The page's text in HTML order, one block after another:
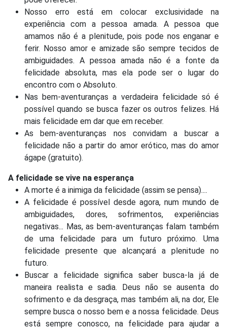
Nosso erro está em colocar exclusividade na
experiência com a pessoa amada. A pessoa que
amamos não é a plenitude, pois pode nos enganar e
ferir. Nosso amor e amizade são sempre tecidos de
ambiguidades. A pessoa amada não é a fonte da
felicidade absoluta, mas ela pode ser o lugar do
encontro com o Absoluto.
Nas bem-aventuranças a verdadeira felicidade só é
possível quando se busca fazer os outros felizes. Há
mais felicidade em dar que em receber.
As bem-aventuranças nos convidam a buscar a
felicidade não a partir do amor erótico, mas do amor
ágape (gratuito).
A felicidade se vive na esperança
A morte é a inimiga da felicidade (assim se pensa)....
A felicidade é possível desde agora, num mundo de
ambiguidades, dores, sofrimentos, experiências
negativas... Mas, as bem-aventuranças falam também
de uma felicidade para um futuro próximo. Uma
felicidade presente que alcançará a plenitude no
futuro.
Buscar a felicidade significa saber busca-la já de
maneira realista e sadia. Deus não se ausenta do
sofrimento e da desgraça, mas também ali, na dor, Ele
sempre busca o nosso bem e a nossa felicidade. Deus
está sempre conosco, na felicidade para ajudar a